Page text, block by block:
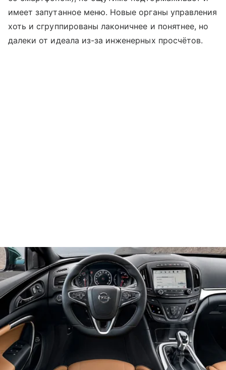
имеет запутанное меню. Новые органы управления
хоть и сгруппированы лаконичнее и понятнее, но
далеки от идеала из-за инженерных просчётов.